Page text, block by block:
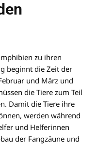
zu ihren
beginnt die Zeit der
und März und
die Tiere zum Teil
Damit die Tiere ihre
werden während
und Helferinnen
der Fangzäune und